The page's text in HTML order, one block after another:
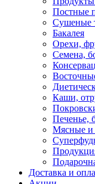
Постные
Сушеные
Бакалея
Орехи,
Семена,
Каши,
Печенье,
Мясные и
Доставка и